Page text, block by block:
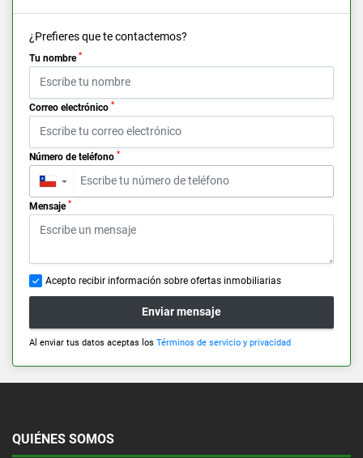
¿Prefieres que te contactemos?
Tu nombre *
Correo electrónico *
Número de teléfono *
▼
Mensaje *
Acepto recibir información sobre ofertas inmobiliarias
Enviar mensaje
Al enviar tus datos aceptas los Términos de servicio y privacidad
QUIÉNES SOMOS